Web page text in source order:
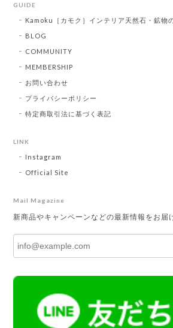
GUIDE
Kamoku［カモク］インテリア天然石・鉱物
BLOG
COMMUNITY
MEMBERSHIP
お問い合わせ
プライバシーポリシー
特定商取引法に基づく表記
LINK
Instagram
Official Site
Mail Magazine
新商品やキャンペーンなどの最新情報をお届